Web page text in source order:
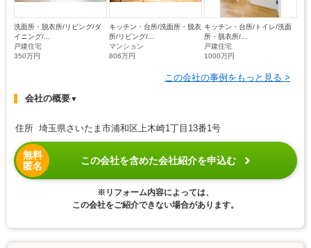
洗面所・脱衣所/リビング/ダ
イニング/...
戸建住宅
350万円
キッチン・台所/洗面所・脱衣
所/リビング/...
マンション
806万円
キッチン・台所/トイレ/洗面
所・脱衣所/...
戸建住宅
1000万円
この会社の事例をもっと見る >
会社の概要▼
住所 埼玉県さいたま市浦和区上木崎1丁目13番1号
無料
匿名
この会社を含めた会社紹介を申込む
※リフォーム内容によっては、
この会社をご紹介できない場合があります。